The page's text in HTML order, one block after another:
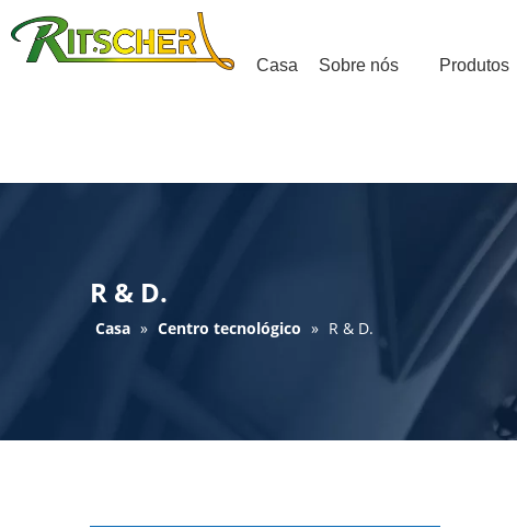
Casa Sobre nós Produtos
R & D.
Casa » Centro tecnológico » R & D.